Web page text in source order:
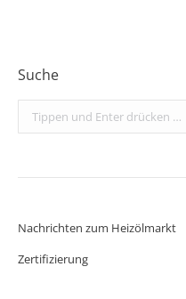
Suche
Search:
Nachrichten zum Heizölmarkt
Zertifizierung